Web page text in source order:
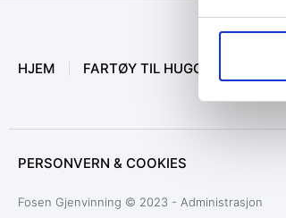
HJEM FARTØY TIL HUGGING
PERSONVERN & COOKIES
Fosen Gjenvinning © 2023 - Administrasjon